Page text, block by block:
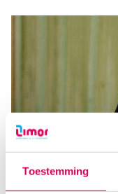
Toestemming